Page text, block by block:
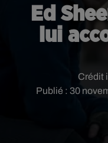
Ed
lui
Publié : 30
Crédit